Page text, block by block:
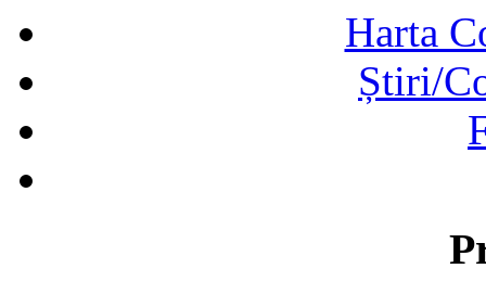
Harta
Știri/